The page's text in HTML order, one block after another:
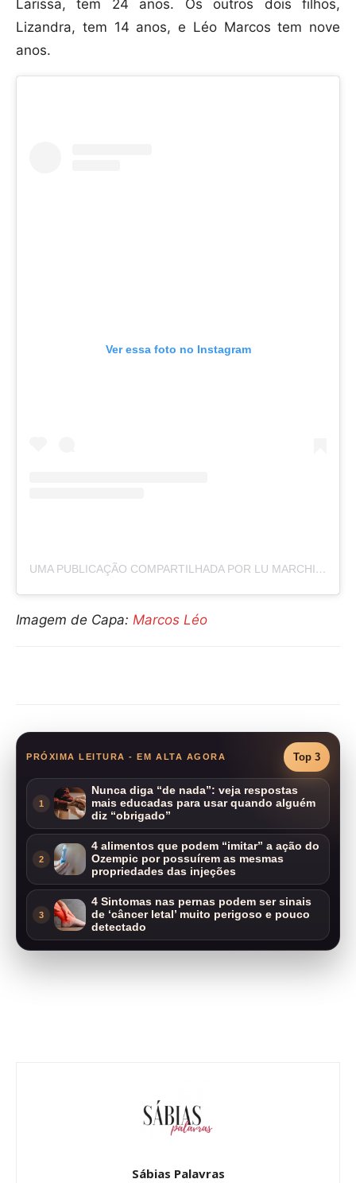
Larissa, tem 24 anos. Os outros dois filhos,
Lizandra, tem 14 anos, e Léo Marcos tem nove
anos.
Ver essa foto no Instagram
UMA PUBLICAÇÃO COMPARTILHADA POR LU MARCHIOTO (@LU_MARCHIOTO)
Imagem de Capa: Marcos Léo
PRÓXIMA LEITURA - EM ALTA AGORA Top 3
1
Nunca diga “de nada”: veja respostas
mais educadas para usar quando alguém
diz “obrigado”
2
4 alimentos que podem “imitar” a ação do
Ozempic por possuírem as mesmas
propriedades das injeções
3
4 Sintomas nas pernas podem ser sinais
de ‘câncer letal’ muito perigoso e pouco
detectado
Sábias Palavras